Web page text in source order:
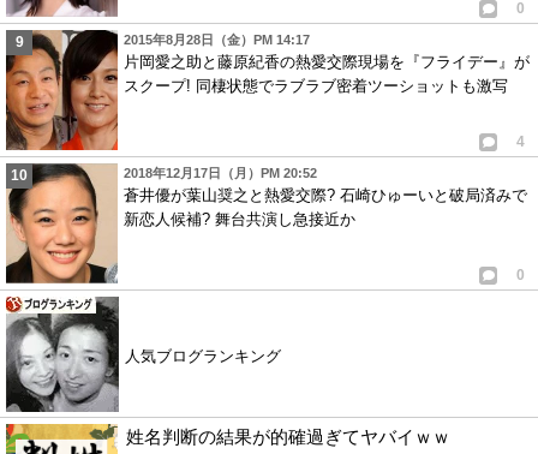
0
2015年8月28日（金）PM 14:17
片岡愛之助と藤原紀香の熱愛交際現場を『フライデー』が
スクープ! 同棲状態でラブラブ密着ツーショットも激写
4
2018年12月17日（月）PM 20:52
蒼井優が葉山奨之と熱愛交際? 石崎ひゅーいと破局済みで
新恋人候補? 舞台共演し急接近か
0
人気ブログランキング
姓名判断の結果が的確過ぎてヤバイｗｗ